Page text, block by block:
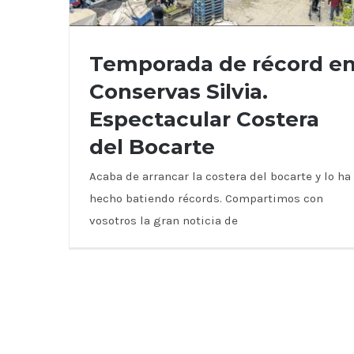
Temporada de récord en Conservas
Silvia. Espectacular Costera del Bocarte
Temporada de récord
Conservas Silvia.
Espectacular Costera
del Bocarte
Acaba de arrancar la costera del bocarte y lo ha
hecho batiendo récords. Compartimos con
vosotros la gran noticia de